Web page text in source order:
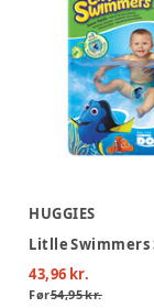
HUGGIES
43,96 kr.
Før54,95 kr.